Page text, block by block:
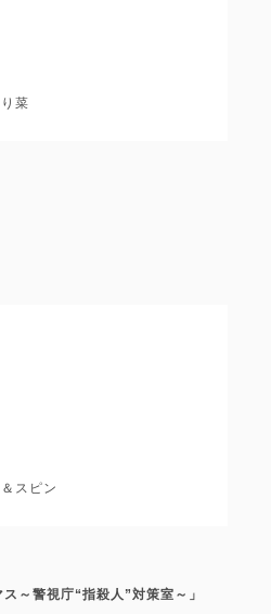
菜
スピン
～警視庁“指殺人”対策室～」